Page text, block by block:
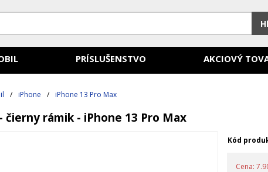
PRÍSLUŠENSTVO AKCIOVÝ
/ iPhone / iPhone 13 Pro Max
čierny rámik - iPhone 13 Pro Max
Kód
Cena: